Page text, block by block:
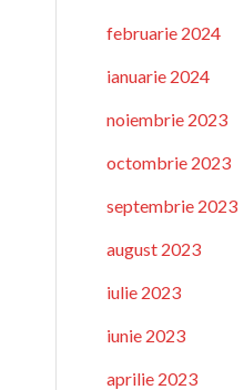
februarie 2024
ianuarie 2024
noiembrie 2023
octombrie 2023
septembrie 2023
august 2023
iulie 2023
iunie 2023
aprilie 2023